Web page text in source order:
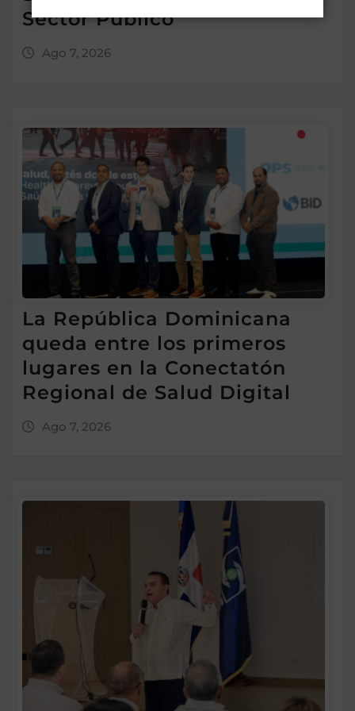
Sector Público
Ago 7, 2026
La República Dominicana
queda entre los primeros
lugares en la Conectatón
Regional de Salud Digital
Ago 7, 2026